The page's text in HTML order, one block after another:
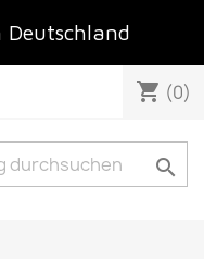
Deutschland
shopping_cart (0)
